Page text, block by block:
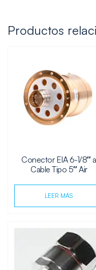
Productos
Conector EIA 6-1/8″ a
Cable Tipo 5″ Air
LEER MÁS